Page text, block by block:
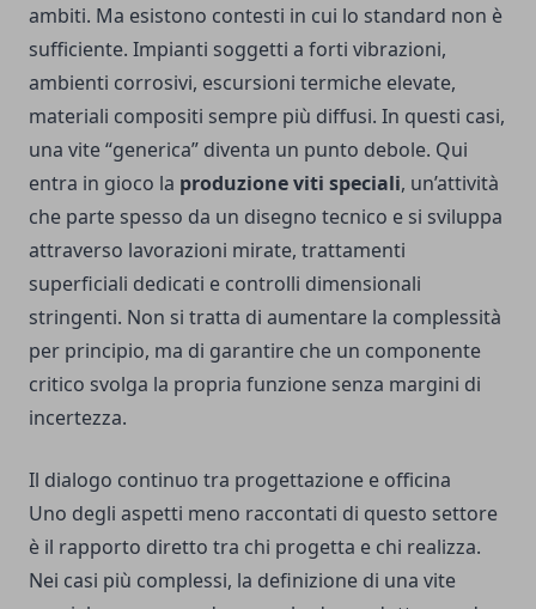
ambiti. Ma esistono contesti in cui lo standard non è
sufficiente. Impianti soggetti a forti vibrazioni,
ambienti corrosivi, escursioni termiche elevate,
materiali compositi sempre più diffusi. In questi casi,
una vite “generica” diventa un punto debole. Qui
entra in gioco la produzione viti speciali, un’attività
che parte spesso da un disegno tecnico e si sviluppa
attraverso lavorazioni mirate, trattamenti
superficiali dedicati e controlli dimensionali
stringenti. Non si tratta di aumentare la complessità
per principio, ma di garantire che un componente
critico svolga la propria funzione senza margini di
incertezza.
Il dialogo continuo tra progettazione e officina
Uno degli aspetti meno raccontati di questo settore
è il rapporto diretto tra chi progetta e chi realizza.
Nei casi più complessi, la definizione di una vite